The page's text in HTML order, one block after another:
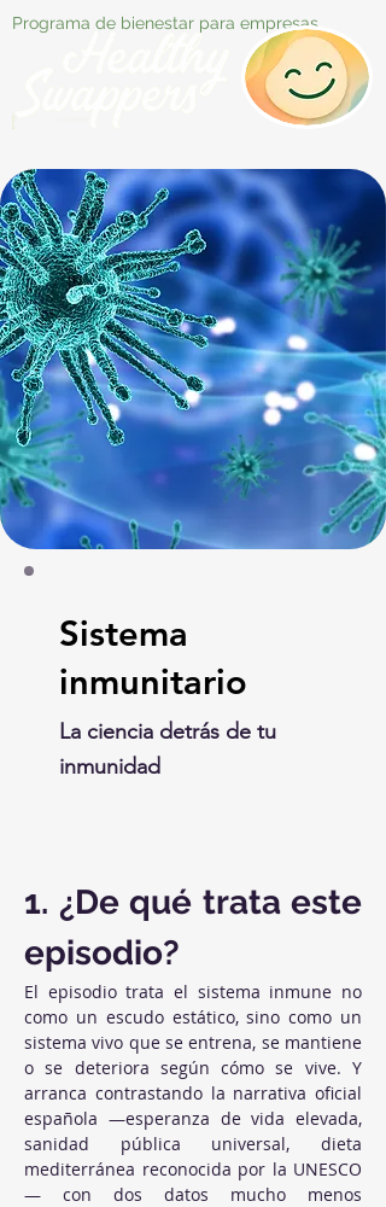
Programa de bienestar para empresas
Sistema
inmunitario
La ciencia detrás de tu
inmunidad
1. ¿De qué trata este
episodio?
El episodio trata el sistema inmune no
como un escudo estático, sino como un
sistema vivo que se entrena, se mantiene
o se deteriora según cómo se vive. Y
arranca contrastando la narrativa oficial
española —esperanza de vida elevada,
sanidad pública universal, dieta
mediterránea reconocida por la UNESCO
— con dos datos mucho menos